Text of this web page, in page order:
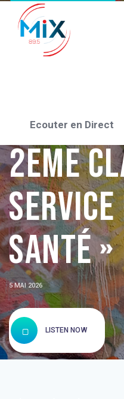
Ecouter en Direct
Forum
«
2eme
service
santé »
5 MAI 2026
LISTEN NOW